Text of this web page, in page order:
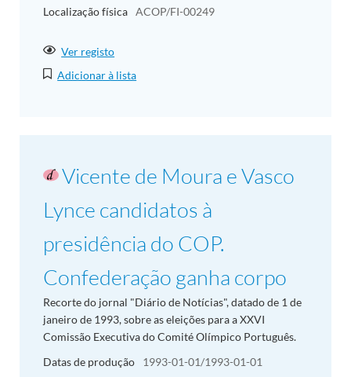
Localização física ACOP/FI-00249
Ver registo
Adicionar à lista
Vicente de Moura e Vasco
Lynce candidatos à
presidência do COP.
Confederação ganha corpo
Recorte do jornal "Diário de Notícias", datado de 1 de
janeiro de 1993, sobre as eleições para a XXVI
Comissão Executiva do Comité Olímpico Português.
Datas de produção
1993-01-01/1993-01-01